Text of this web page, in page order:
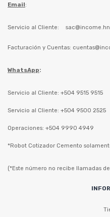
Email:
Servicio al Cliente: sac@income.hn
Facturación y Cuentas:
WhatsApp:
Servicio al Cliente: +504 9515 9515
Servicio al Cliente: +504 9500 2525
Operaciones: +504 9990 4949
*Robot Cotizador Cemento
(*Este número no recibe llamadas